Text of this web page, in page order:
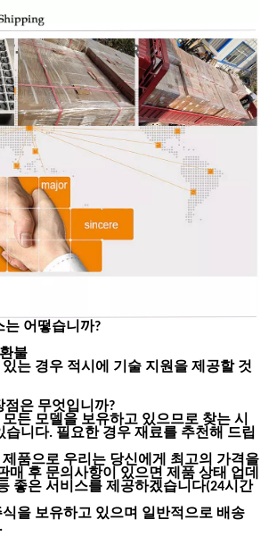
는 어떻습니까?
불
는 경우 적시에 기술 지원을 제공할 것
점은 무엇입니까?
든 모델을 보유하고 있으므로 찾는 시
습니다. 필요한 경우 재료를 추천해 드립
품으로 우리는 당신에게 최고의 가격을
매 후 문의사항이 있으면 제품 상태 업데
좋은 서비스를 제공하겠습니다(24시간
을 보유하고 있으며 일반적으로 배송